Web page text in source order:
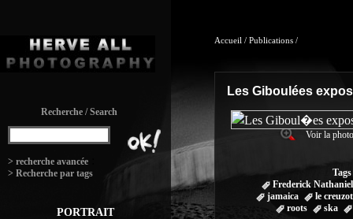
Recherche / Search
> recherche avancée
> Recherche par tags
PORTRAIT
Accueil / Publications /
Les Giboulées
Voir la
Frederick
jamaica
le creuzot
roots
ska